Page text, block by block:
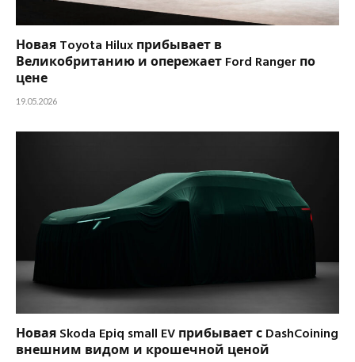
Новая Toyota Hilux прибывает в
Великобританию и опережает Ford Ranger по
цене
19.05.2026
Новая Skoda Epiq small EV прибывает с DashCoining
внешним видом и крошечной ценой